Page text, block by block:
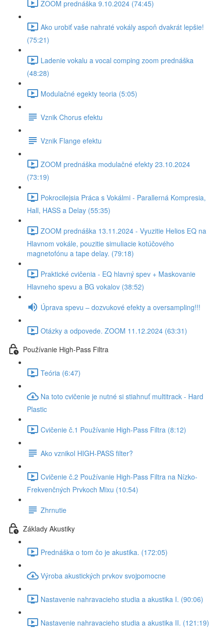
ZOOM prednáška 9.10.2024 (74:45)
Ako urobiť vaše nahraté vokály aspoň dvakrát lepšie!
(75:21)
Ladenie vokalu a vocal comping zoom prednáška
(48:28)
Modulačné egekty teoria (5:05)
Vznik Chorus efektu
Vznik Flange efektu
ZOOM prednáška modulačné efekty 23.10.2024
(73:19)
Pokrocilejsia Práca s Vokálmi - Parallerná Kompresia,
Hall, HASS a Delay (55:35)
ZOOM prednáška 13.11.2024 - Vyuzitie Helios EQ na
Hlavnom vokále, pouzitie simuliacie kotúčového
magnetofónu a tape delay. (79:18)
Praktické cvičenia - EQ hlavný spev + Maskovanie
Hlavneho spevu a BG vokalov (38:52)
Úprava spevu – dozvukové efekty a oversampling!!!
Otázky a odpovede. ZOOM 11.12.2024 (63:31)
Používanie High-Pass Filtra
Teória (6:47)
Na toto cvičenie je nutné si stiahnuť multitrack - Hard
Plastic
Cvičenie č.1 Používanie High-Pass Filtra (8:12)
Ako vznikol HIGH-PASS filter?
Cvičenie č.2 Používanie High-Pass Filtra na Nízko-
Frekvenčných Prvkoch Mixu (10:54)
Zhrnutie
Základy Akustiky
Prednáška o tom čo je akustika. (172:05)
Výroba akustických prvkov svojpomocne
Nastavenie nahravacieho studia a akustika I. (90:06)
Nastavenie nahravacieho studia a akustika II. (121:19)